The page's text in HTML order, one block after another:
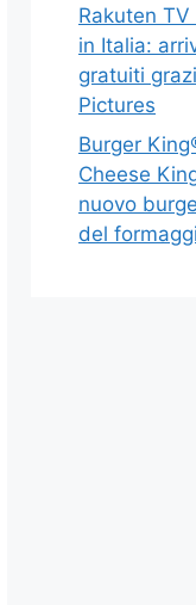
Rakuten TV
in Italia:
gratuiti
Pictures
Burger
Cheese
nuovo
del